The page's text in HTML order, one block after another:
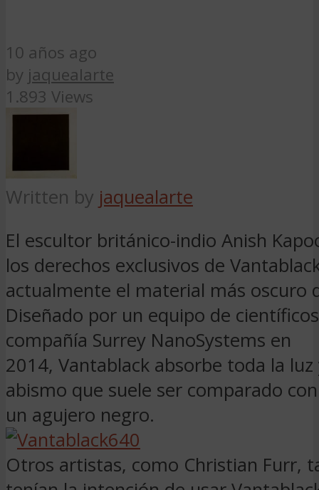
10 años ago
by jaquealarte
1.893 Views
Written by jaquealarte
El escultor británico-indio Anish
los derechos exclusivos de
actualmente el material más oscuro
Diseñado por un equipo de
compañía Surrey NanoSystems en
2014, Vantablack absorbe toda la
abismo que suele ser comparado
un agujero negro.
Otros artistas, como Christian Furr,